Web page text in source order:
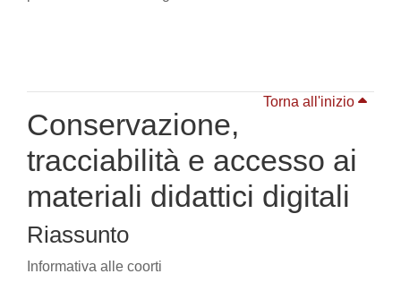
Torna all'inizio
Conservazione,
tracciabilità e accesso ai
materiali didattici digitali
Riassunto
Informativa alle coorti